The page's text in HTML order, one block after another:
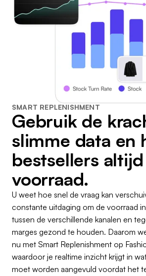
SMART REPLENISHMENT
Gebruik de
slimme data en
bestsellers
voorraad.
U weet hoe snel de vraag kan
constante uitdaging om de voorraad
tussen de verschillende kanalen en
marges gezond te houden. Daarom
nu met Smart Replenishment op
waardoor je realtime inzicht krijgt in
moet worden aangevuld voordat het